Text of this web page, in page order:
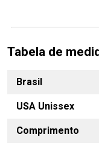
Tabela de
Brasil
USA Unissex
Comprimento